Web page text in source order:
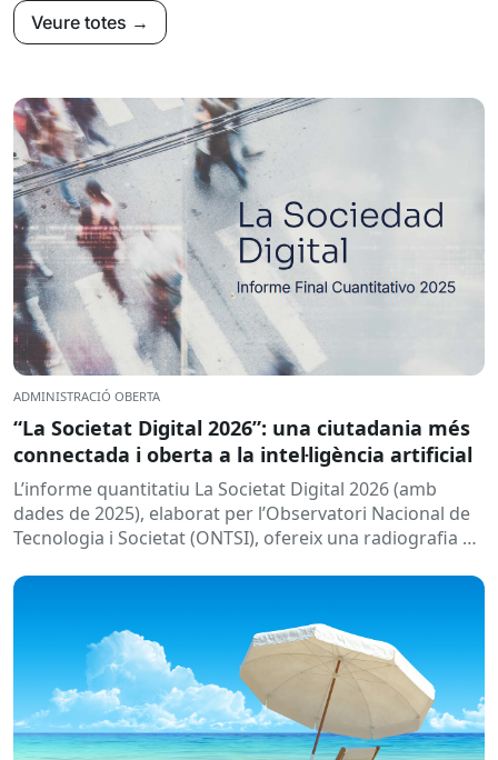
Veure totes →
ADMINISTRACIÓ OBERTA
“La Societat Digital 2026”: una ciutadania més
connectada i oberta a la intel·ligència artificial
L’informe quantitatiu La Societat Digital 2026 (amb
dades de 2025), elaborat per l’Observatori Nacional de
Tecnologia i Societat (ONTSI), ofereix una radiografia de